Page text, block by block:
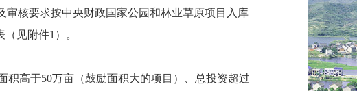
审核要求按中央财政国家公园和林业草原项目入库
见附件1）。
高于50万亩（鼓励面积大的项目）、总投资超过